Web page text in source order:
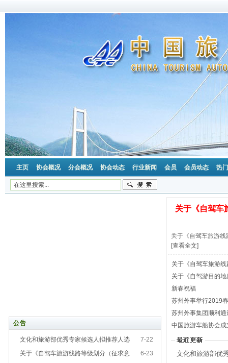
主页 协会概况 分会概况 协会动态 行业新闻 会员 会员动态 热
关于《自驾车
关于《自驾车旅游
[查看全文]
关于《自驾车旅游
关于《自驾游目的
地质量等级划分（
新春祝福
苏州外事举行2019
苏州外事集团顺利
中国旅游车船协会
文化和旅游部优
公告
7-22
文化和旅游部优秀专家候选人拟推荐人选
公示
6-23
关于《自驾车旅游线路等级划分（征求意